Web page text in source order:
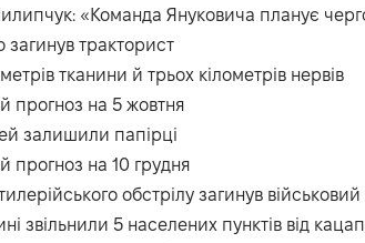
«Команда Януковича планує
загинув тракторист
тканини й трьох кілометрів нервів
прогноз на 5 жовтня
залишили папірці
прогноз на 10 грудня
обстрілу загинув
звільнили 5 населених пунктів від